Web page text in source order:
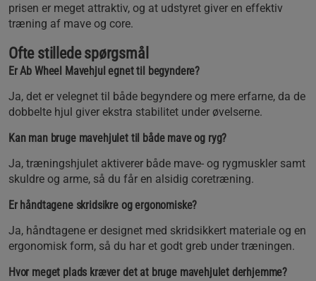
prisen er meget attraktiv, og at udstyret giver en effektiv
træning af mave og core.
Ofte stillede spørgsmål
Er Ab Wheel Mavehjul egnet til begyndere?
Ja, det er velegnet til både begyndere og mere erfarne, da de
dobbelte hjul giver ekstra stabilitet under øvelserne.
Kan man bruge mavehjulet til både mave og ryg?
Ja, træningshjulet aktiverer både mave- og rygmuskler samt
skuldre og arme, så du får en alsidig coretræning.
Er håndtagene skridsikre og ergonomiske?
Ja, håndtagene er designet med skridsikkert materiale og en
ergonomisk form, så du har et godt greb under træningen.
Hvor meget plads kræver det at bruge mavehjulet derhjemme?